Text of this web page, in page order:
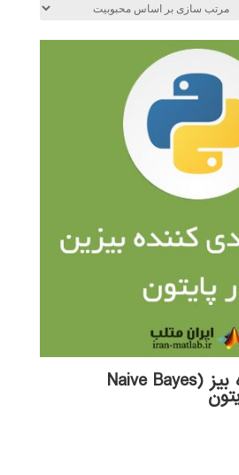
دسته بندی کننده بیز (Naive Bayes